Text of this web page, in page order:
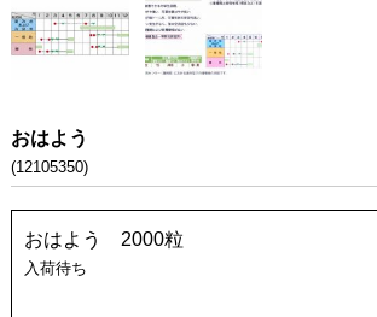
おはよう
(12105350)
おはよう 2000粒
入荷待ち